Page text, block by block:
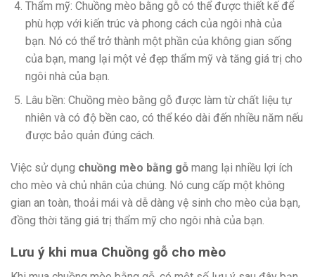
Thẩm mỹ: Chuồng mèo bằng gỗ có thể được thiết kế để
phù hợp với kiến trúc và phong cách của ngôi nhà của
bạn. Nó có thể trở thành một phần của không gian sống
của bạn, mang lại một vẻ đẹp thẩm mỹ và tăng giá trị cho
ngôi nhà của bạn.
Lâu bền: Chuồng mèo bằng gỗ được làm từ chất liệu tự
nhiên và có độ bền cao, có thể kéo dài đến nhiều năm nếu
được bảo quản đúng cách.
Việc sử dụng chuồng mèo bằng gỗ mang lại nhiều lợi ích
cho mèo và chủ nhân của chúng. Nó cung cấp một không
gian an toàn, thoải mái và dễ dàng vệ sinh cho mèo của bạn,
đồng thời tăng giá trị thẩm mỹ cho ngôi nhà của bạn.
Lưu ý khi mua Chuồng gỗ cho mèo